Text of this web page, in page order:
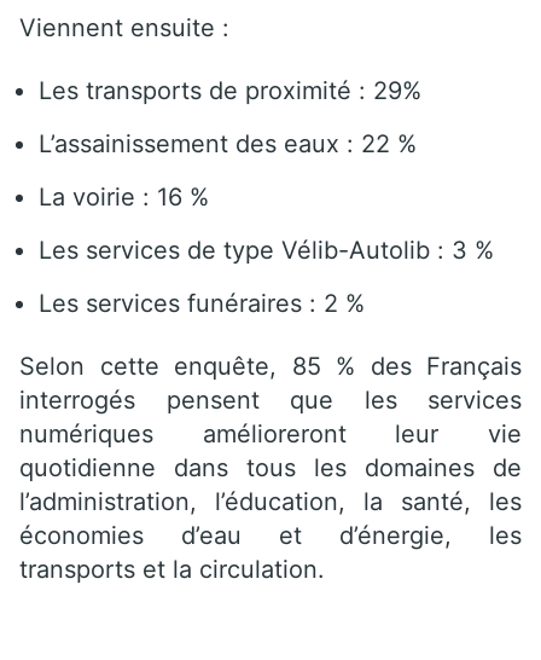
Viennent ensuite :
Les transports de proximité : 29%
L’assainissement des eaux : 22 %
La voirie : 16 %
Les services de type Vélib-Autolib : 3 %
Les services funéraires : 2 %
Selon cette enquête, 85 % des Français
interrogés pensent que les services
numériques amélioreront leur vie
quotidienne dans tous les domaines de
l’administration, l’éducation, la santé, les
économies d’eau et d’énergie, les
transports et la circulation.